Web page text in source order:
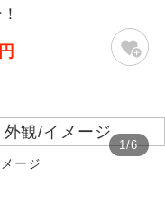
円
1/6
ージ
ち寄るコースです。